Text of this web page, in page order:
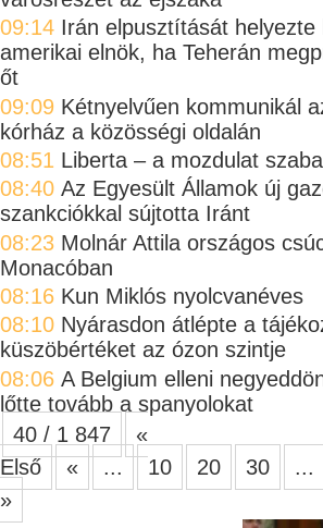
09:14 Irán elpusztítását helyezte
amerikai elnök, ha Teherán
őt
09:09 Kétnyelvűen kommunikál
kórház a közösségi oldalán
08:51 Liberta – a mozdulat
08:40 Az Egyesült Államok új
szankciókkal sújtotta Iránt
08:23 Molnár Attila országos
Monacóban
08:16 Kun Miklós nyolcvanéves
08:10 Nyárasdon átlépte a
küszöbértéket az ózon szintje
08:06 A Belgium elleni
lőtte tovább a spanyolokat
40 / 1 847
«
Első
« ... 10 20 30 ...
»